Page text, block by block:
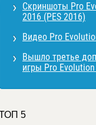
Скриншоты Pro
2016 (PES 2016)
Видео Pro
Вышло третье
игры Pro Evolution
5